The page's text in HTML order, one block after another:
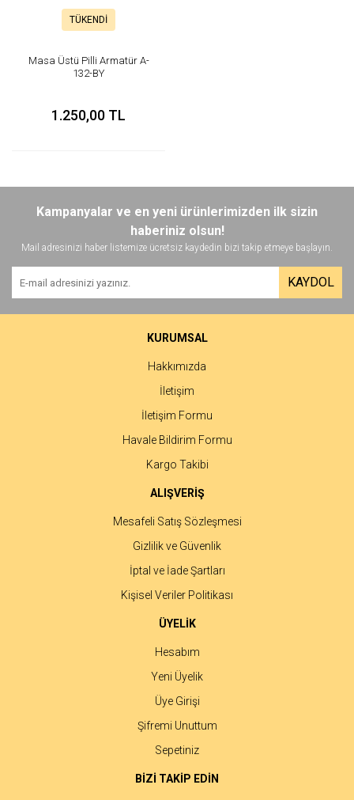
TÜKENDİ
Masa Üstü Pilli Armatür A-
132-BY
1.250,00 TL
Kampanyalar ve en yeni ürünlerimizden ilk sizin
haberiniz olsun!
Mail adresinizi haber listemize ücretsiz kaydedin bizi takip etmeye başlayın.
KAYDOL
KURUMSAL
Hakkımızda
İletişim
İletişim Formu
Havale Bildirim Formu
Kargo Takibi
ALIŞVERİŞ
Mesafeli Satış Sözleşmesi
Gizlilik ve Güvenlik
İptal ve İade Şartları
Kişisel Veriler Politikası
ÜYELİK
Hesabım
Yeni Üyelik
Üye Girişi
Şifremi Unuttum
Sepetiniz
BİZİ TAKİP EDİN